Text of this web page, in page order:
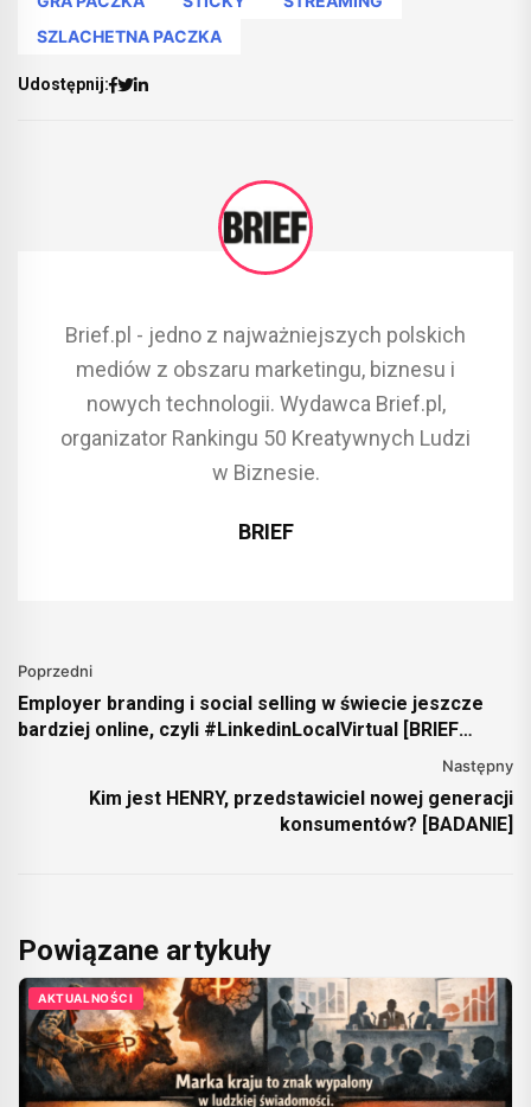
SZLACHETNA PACZKA
Udostępnij:
Brief.pl - jedno z najważniejszych polskich
mediów z obszaru marketingu, biznesu i
nowych technologii. Wydawca Brief.pl,
organizator Rankingu 50 Kreatywnych Ludzi
w Biznesie.
BRIEF
Poprzedni
Employer branding i social selling w świecie jeszcze
bardziej online, czyli #LinkedinLocalVirtual [BRIEF
Następny
Kim jest HENRY, przedstawiciel nowej generacji
konsumentów? [BADANIE]
Powiązane artykuły
AKTUALNOŚCI